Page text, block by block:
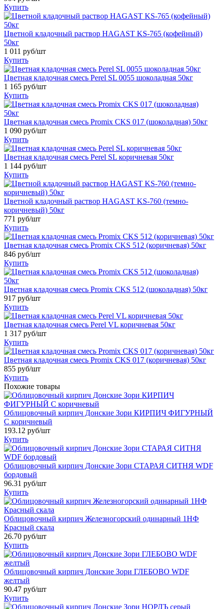
Купить
Цветной кладочный раствор HAGAST KS-765 (кофейный)
50кг
1 011 руб/шт
Купить
Цветная кладочная смесь Perel SL 0055 шоколадная 50кг
1 165 руб/шт
Купить
Цветная кладочная смесь Promix CKS 017 (шоколадная) 50кг
1 090 руб/шт
Купить
Цветная кладочная смесь Perel SL коричневая 50кг
1 144 руб/шт
Купить
Цветной кладочный раствор HAGAST KS-760 (темно-
коричневый) 50кг
771 руб/шт
Купить
Цветная кладочная смесь Promix CKS 512 (коричневая) 50кг
846 руб/шт
Купить
Цветная кладочная смесь Promix CKS 512 (шоколадная) 50кг
917 руб/шт
Купить
Цветная кладочная смесь Perel VL коричневая 50кг
1 317 руб/шт
Купить
Цветная кладочная смесь Promix CKS 017 (коричневая) 50кг
855 руб/шт
Купить
Похожие товары
Облицовочный кирпич Донские Зори КИРПИЧ ФИГУРНЫЙ
C коричневый
193.12 руб/шт
Купить
Облицовочный кирпич Донские Зори СТАРАЯ СИТНЯ WDF
бордовый
96.31 руб/шт
Купить
Облицовочный кирпич Железногорский одинарный 1НФ
Красный скала
26.70 руб/шт
Купить
Облицовочный кирпич Донские Зори ГЛЕБОВО WDF
желтый
90.47 руб/шт
Купить